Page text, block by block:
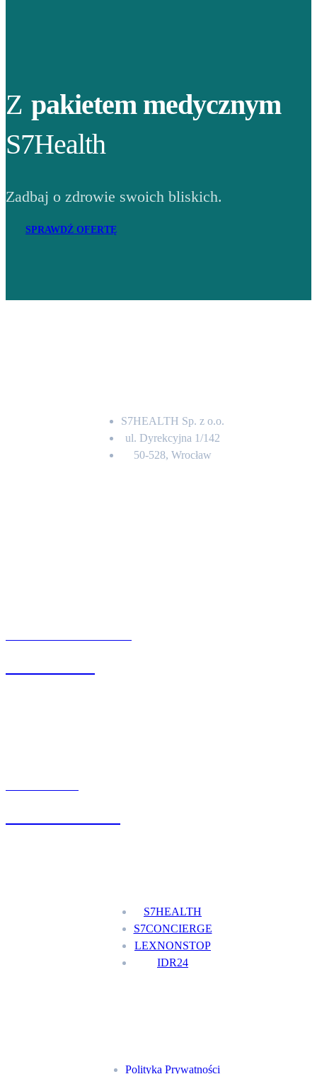
Z pakietem medycznym
S7Health
Zadbaj o zdrowie swoich bliskich.
SPRAWDŹ OFERTĘ
S7HEALTH Sp. z o.o.
ul. Dyrekcyjna 1/142
50-528, Wrocław
S7HEALTH
S7CONCIERGE
LEXNONSTOP
IDR24
Polityka Prywatności